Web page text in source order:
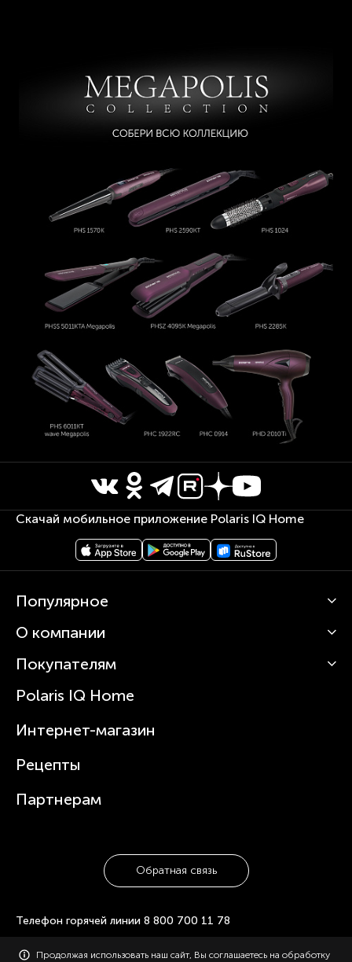
Скачай мобильное приложение Polaris IQ Home
Популярное
Кофемашины
Вертикальные пылесосы
Зубные щетки и ирригаторы
Увлажнители
Посуда
О компании
О Polaris
Статьи
Покупателям
Сервисные центры
Где купить
Polaris IQ Home
Интернет-магазин
Рецепты
Партнерам
Обратная связь
Телефон горячей линии 8 800 700 11 78
© 2006-2026 «Polaris». Все права защищены. Использование
Продолжая использовать наш сайт, Вы соглашаетесь на обработку